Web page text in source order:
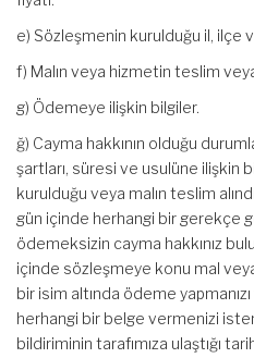
e) Sözleşmenin kurulduğu il, ilçe
f) Malın veya hizmetin teslim
g) Ödemeye ilişkin bilgiler.
ğ) Cayma hakkının olduğu
şartları, süresi ve usulüne ilişkin
kurulduğu veya malın teslim
gün içinde herhangi bir gerekçe
ödemeksizin cayma hakkınız
içinde sözleşmeye konu mal
bir isim altında ödeme
herhangi bir belge vermenizi
bildiriminin tarafımıza ulaştığı